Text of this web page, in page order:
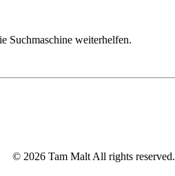
Suchmaschine weiterhelfen.
© 2026 Tam Malt All rights reserved.